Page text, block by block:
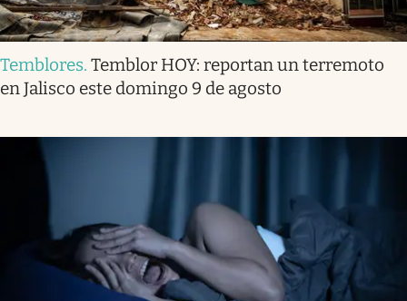
Temblores. Temblor HOY: reportan un terremoto
en Jalisco este domingo 9 de agosto